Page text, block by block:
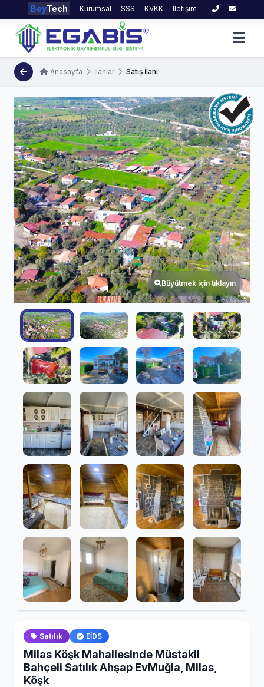
BeyTech Kurumsal SSS KVKK İletişim
Anasayfa İlanlar Satış İlanı
Büyütmek için tıklayın
Satılık EİDS
Milas Köşk Mahallesinde Müstakil
Bahçeli Satılık Ahşap EvMuğla, Milas,
Köşk